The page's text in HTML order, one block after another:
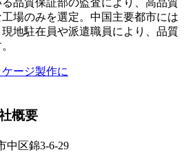
場のみを選定。中国主要都市には
地駐在員や派遣職員により、品質
ージ製作に
概要
中区錦3-6-29